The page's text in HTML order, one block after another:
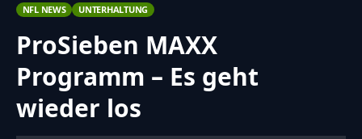
NFL NEWS UNTERHALTUNG
ProSieben MAXX
Programm – Es geht
wieder los